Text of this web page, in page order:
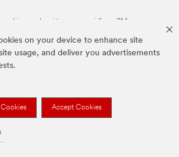
on your device to enhance site
usage, and deliver you advertisements
Cookies Accept Cookies
są znakami towarowymi firmy 3M.